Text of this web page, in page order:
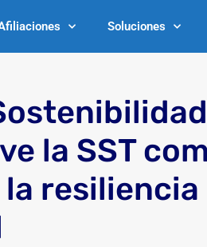
Soluciones
la SST
resiliencia